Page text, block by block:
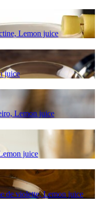
Lemon juice
juice
Lemon juice
juice
de violette, Lemon juice